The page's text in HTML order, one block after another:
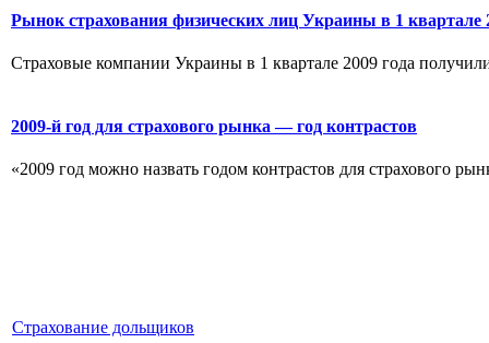
Рынок страхования физических лиц Украины в 1 квартале
Страховые компании Украины в 1 квартале 2009 года
2009-й год для страхового рынка — год контрастов
«2009 год можно назвать годом контрастов для страхового
Страхование дольщиков